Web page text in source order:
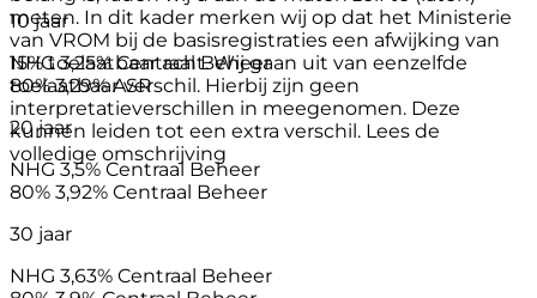
meten. In dit kader merken wij op dat het Ministerie
van VROM bij de basisregistraties een afwijking van
15% toelaatbaar acht. Wij gaan uit van eenzelfde
toelaatbaar verschil. Hierbij zijn geen
interpretatieverschillen in meegenomen. Deze
kunnen leiden tot een extra verschil. Lees de
volledige omschrijving
10 jaar
NHG 3,25%Centraal Beheer
80% 3,29%ASR
20 jaar
NHG 3,5% Centraal Beheer
80% 3,92% Centraal Beheer
30 jaar
NHG 3,63% Centraal Beheer